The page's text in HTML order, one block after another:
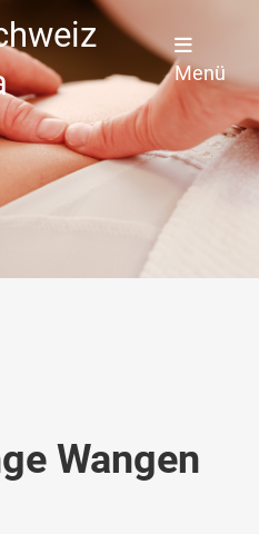
Menü
Wangen